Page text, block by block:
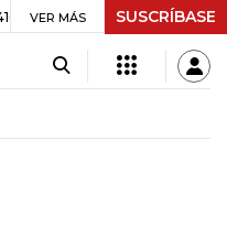
0,05 +0,01% BITCOIN US$
VER MÁS SUSCRÍBASE